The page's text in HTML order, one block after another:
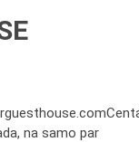
na samo par